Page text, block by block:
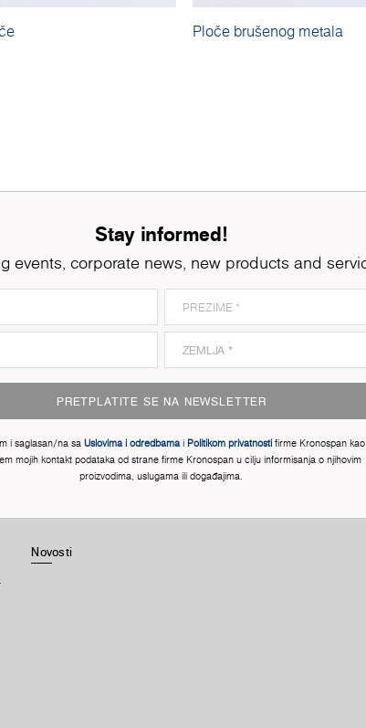
Ploče brušenog metala
Stay informed!
events, corporate news, new products and
PRETPLATITE SE NA NEWSLETTER
i saglasan/na sa Uslovima i odredbamai Politikom privatnostifirme Kronospan
mojih kontakt podataka od strane firme Kronospan u cilju informisanja o njihovim
proizvodima, uslugama ili događajima.
Novosti